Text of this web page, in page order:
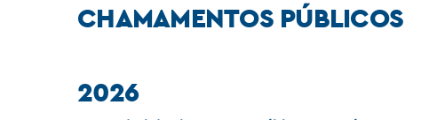
CHAMAMENTOS PÚBLICOS
2026